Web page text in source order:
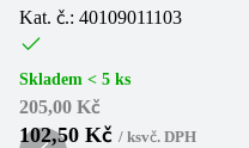
Kat. č.: 40109011103
Skladem < 5 ks
205,00 Kč
102,50 Kč / ksvč. DPH